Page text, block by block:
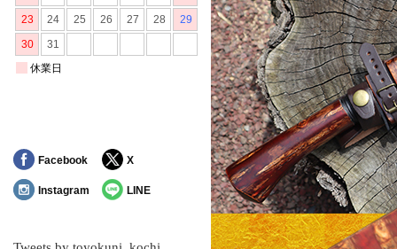
Facebook X
Instagram LINE